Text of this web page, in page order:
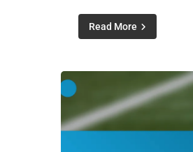
Read More